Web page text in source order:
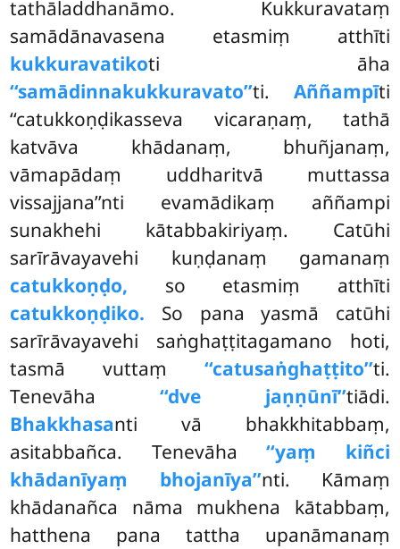
tathāladdhanāmo. Kukkuravataṃ
samādānavasena etasmiṃ atthīti
kukkuravatikoti āha
‘‘samādinnakukkuravato’’ti. Aññampīti
‘‘catukkoṇḍikasseva vicaraṇaṃ, tathā
katvāva khādanaṃ, bhuñjanaṃ,
vāmapādaṃ uddharitvā muttassa
vissajjana’’nti evamādikaṃ aññampi
sunakhehi kātabbakiriyaṃ. Catūhi
sarīrāvayavehi kuṇḍanaṃ gamanaṃ
catukkoṇḍo, so etasmiṃ atthīti
catukkoṇḍiko. So pana yasmā catūhi
sarīrāvayavehi saṅghaṭṭitagamano hoti,
tasmā vuttaṃ ‘‘catusaṅghaṭṭito’’ti.
Tenevāha ‘‘dve jaṇṇūnī’’tiādi.
Bhakkhasanti vā bhakkhitabbaṃ,
asitabbañca. Tenevāha‘‘yaṃ kiñci
khādanīyaṃ bhojanīya’’nti. Kāmaṃ
khādanañca nāma mukhena kātabbaṃ,
hatthena pana tattha upanāmanaṃ